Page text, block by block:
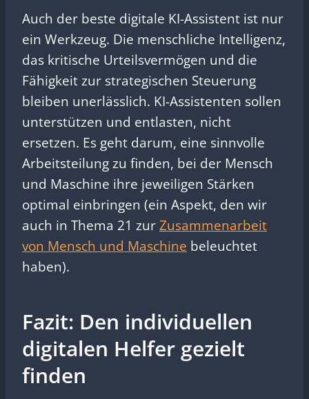
Auch der beste digitale KI-Assistent ist nur
ein Werkzeug. Die menschliche Intelligenz,
das kritische Urteilsvermögen und die
Fähigkeit zur strategischen Steuerung
bleiben unerlässlich. KI-Assistenten sollen
unterstützen und entlasten, nicht
ersetzen. Es geht darum, eine sinnvolle
Arbeitsteilung zu finden, bei der Mensch
und Maschine ihre jeweiligen Stärken
optimal einbringen (ein Aspekt, den wir
auch in Thema 21 zurZusammenarbeit
von Mensch und Maschine beleuchtet
haben).
Fazit: Den individuellen
digitalen Helfer gezielt
finden